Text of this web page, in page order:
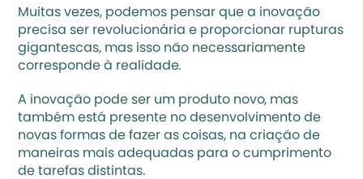
Muitas vezes, podemos pensar que a inovação
precisa ser revolucionária e proporcionar rupturas
gigantescas, mas isso não necessariamente
corresponde à realidade.
A inovação pode ser um produto novo, mas
também está presente no desenvolvimento de
novas formas de fazer as coisas, na criação de
maneiras mais adequadas para o cumprimento
de tarefas distintas.